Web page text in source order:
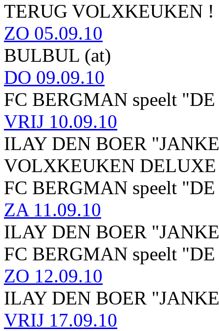
TERUG VOLXKEUKEN !
ZO 05.09.10
BULBUL (at)
DO 09.09.10
FC BERGMAN speelt
VRIJ 10.09.10
ILAY DEN BOER
VOLXKEUKEN DELUXE
FC BERGMAN speelt
ZA11.09.10
ILAY DEN BOER
FC BERGMAN speelt
ZO 12.09.10
ILAY DEN BOER
VRIJ 17.09.10